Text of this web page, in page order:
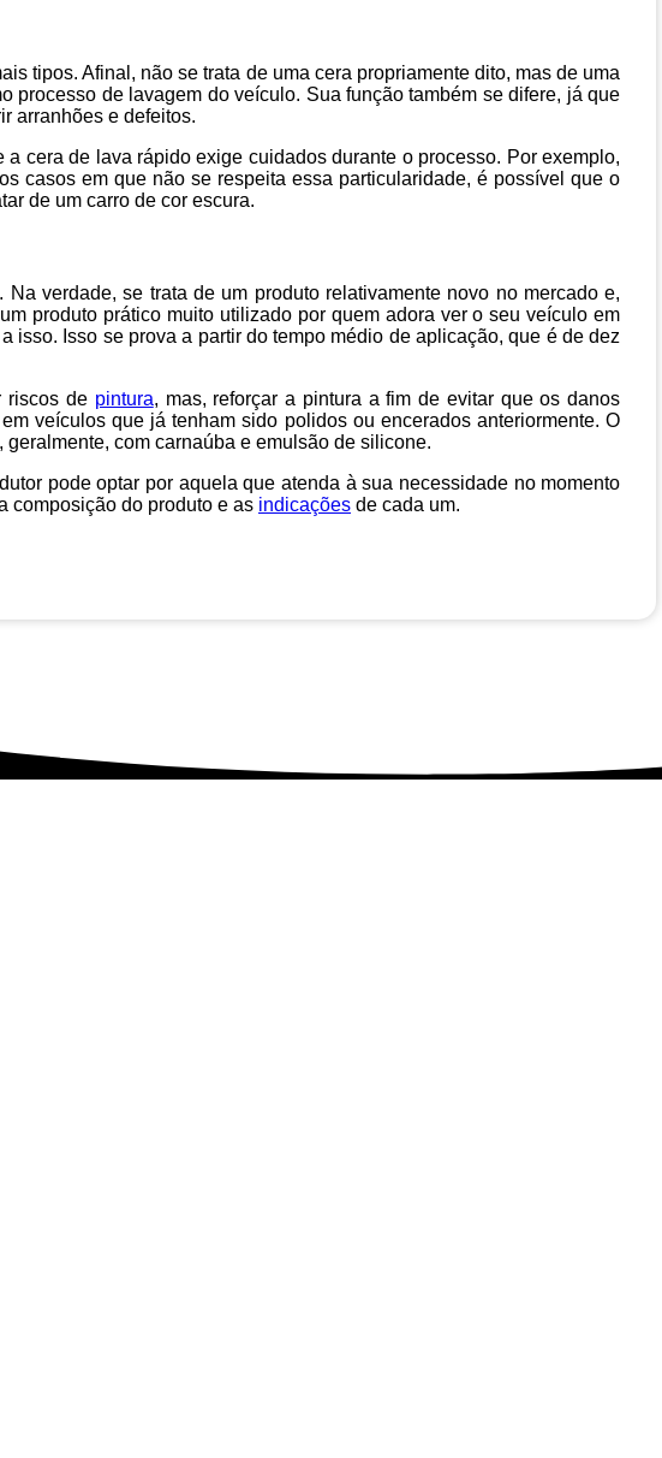
tipos. Afinal, não se trata de uma cera propriamente dito, mas de uma
processo de lavagem do veículo. Sua função também se difere, já que
arranhões e defeitos.
cera de lava rápido exige cuidados durante o processo. Por exemplo,
casos em que não se respeita essa particularidade, é possível que o
de um carro de cor escura.
verdade, se trata de um produto relativamente novo no mercado e,
produto prático muito utilizado por quem adora ver o seu veículo em
isso. Isso se prova a partir do tempo médio de aplicação, que é de dez
riscos de pintura, mas, reforçar a pintura a fim de evitar que os danos
veículos que já tenham sido polidos ou encerados anteriormente. O
com carnaúba e emulsão de silicone.
pode optar por aquela que atenda à sua necessidade no momento
composição do produto e as indicações de cada um.